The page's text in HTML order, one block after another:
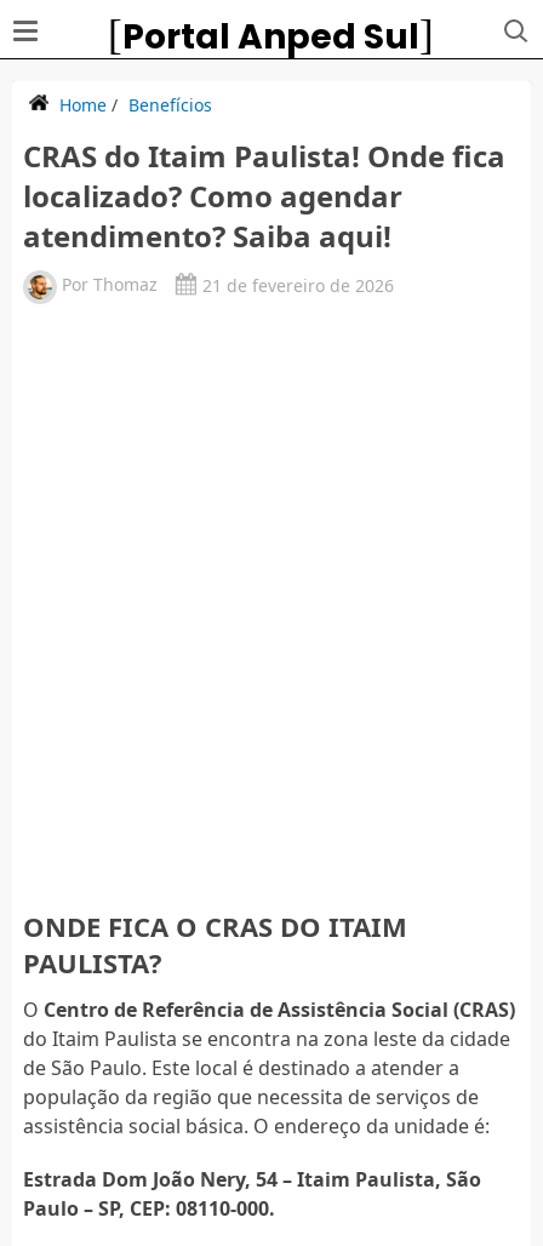
Portal Anped Sul
Home/ Benefícios
CRAS do Itaim Paulista! Onde fica
localizado? Como agendar
atendimento? Saiba aqui!
Por Thomaz 21 de fevereiro de 2026
ONDE FICA O CRAS DO ITAIM
PAULISTA?
O Centro de Referência de Assistência Social (CRAS)
do Itaim Paulista se encontra na zona leste da cidade
de São Paulo. Este local é destinado a atender a
população da região que necessita de serviços de
assistência social básica. O endereço da unidade é:
Estrada Dom João Nery, 54 – Itaim Paulista, São
Paulo – SP, CEP: 08110-000.